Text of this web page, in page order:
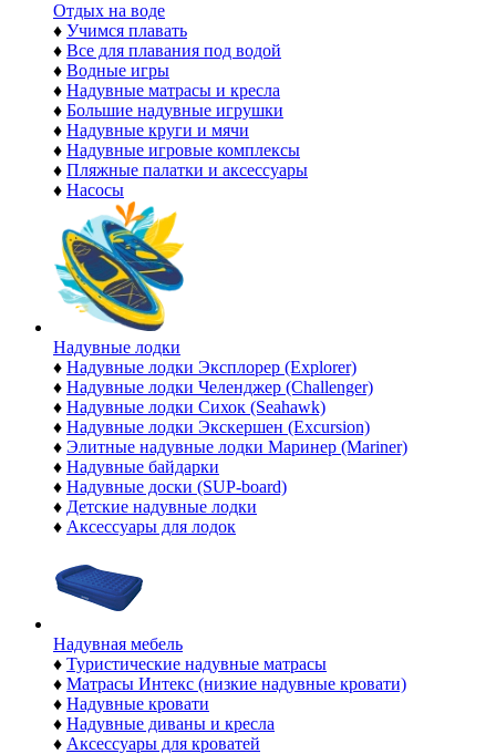
Отдых на воде
♦ Учимся плавать
♦ Все для плавания под водой
♦ Водные игры
♦ Надувные матрасы и кресла
♦ Большие надувные игрушки
♦ Надувные круги и мячи
♦ Надувные игровые комплексы
♦ Пляжные палатки и аксессуары
♦ Насосы
Надувные лодки
♦ Надувные лодки Эксплорер (Explorer)
♦ Надувные лодки Челенджер (Challenger)
♦ Надувные лодки Сихок (Seahawk)
♦ Надувные лодки Экскершен (Excursion)
♦ Элитные надувные лодки Маринер (Mariner)
♦ Надувные байдарки
♦ Надувные доски (SUP-board)
♦ Детские надувные лодки
♦ Аксессуары для лодок
Надувная мебель
♦ Туристические надувные матрасы
♦ Матрасы Интекс (низкие надувные кровати)
♦ Надувные кровати
♦ Надувные диваны и кресла
♦ Аксессуары для кроватей